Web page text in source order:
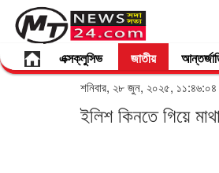
এক্সক্লুসিভ জাতীয়
শনিবার, ২৮ জুন, ২০২৫, ১১:৪৬:০৪
ইলিশ কিনতে গিয়ে